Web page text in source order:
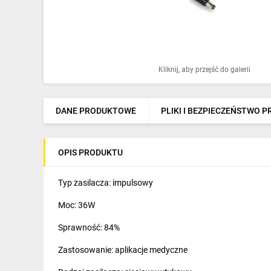
Ogrzewanie
Elektronarzędzia i mierniki
Napędy elektryczne
Pneumatyka
Dom i ogród
Klimatyzacja
Kliknij, aby przejść do galerii
DANE PRODUKTOWE PLIKI I BEZPIECZEŃSTWO
OPIS PRODUKTU
Typ zasilacza: impulsowy
Moc: 36W
Sprawność: 84%
Zastosowanie: aplikacje medyczne